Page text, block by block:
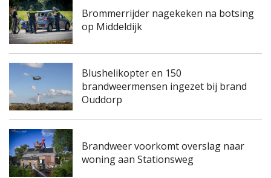
Brommerrijder nagekeken na botsing
op Middeldijk
Blushelikopter en 150
brandweermensen ingezet bij brand
Ouddorp
Brandweer voorkomt overslag naar
woning aan Stationsweg